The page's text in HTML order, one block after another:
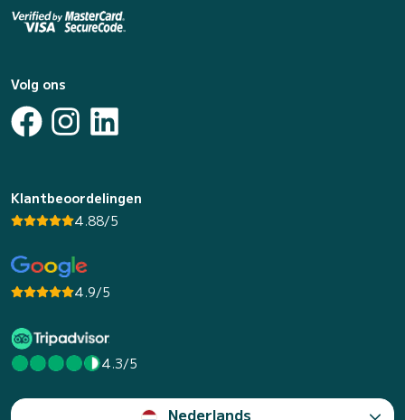
Volg ons
Klantbeoordelingen
4.88/5
4.9/5
4.3/5
Nederlands